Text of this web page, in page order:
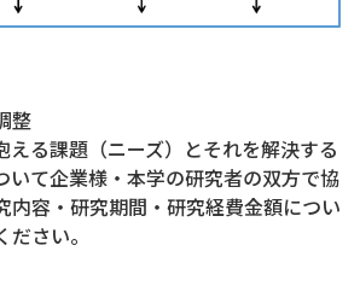
整
える課題（ニーズ）とそれを解決する
いて企業様・本学の研究者の双方で協
内容・研究期間・研究経費金額につい
さい。